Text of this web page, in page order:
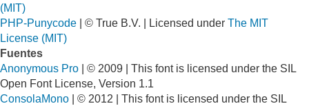
(MIT)
PHP-Punycode | © True B.V. | Licensed under The MIT
License (MIT)
Fuentes
Anonymous Pro | © 2009 | This font is licensed under the SIL
Open Font License, Version 1.1
ConsolaMono | © 2012 | This font is licensed under the SIL